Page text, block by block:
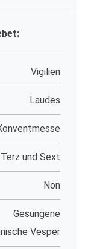
Vigilien
Laudes
Terz und Sext
Non
Gesungene
Vesper